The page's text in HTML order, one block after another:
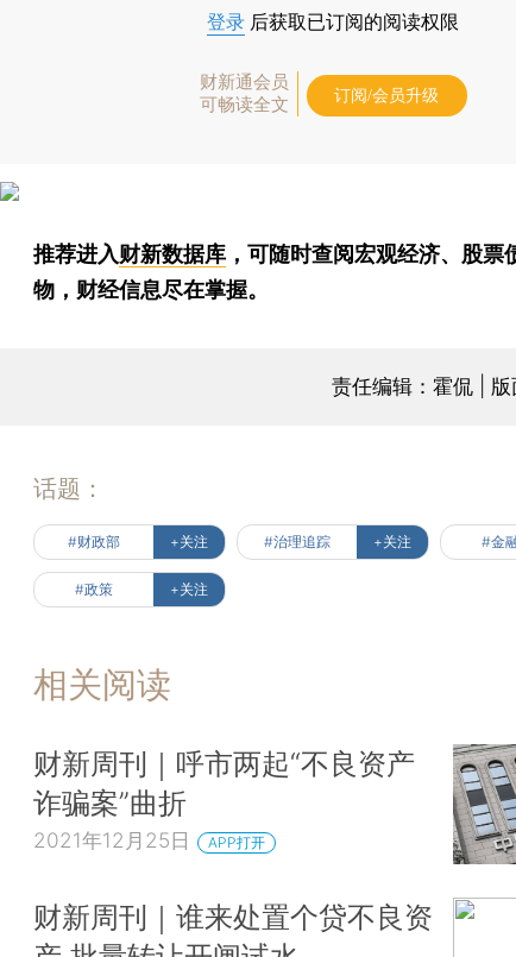
登录 后获取已订阅的阅读权限
财新通会员
可畅读全文
订阅/会员升级
推荐进入财新数据库 ，可随时查阅宏观经济、股票
物，财经信息尽在掌握。
责任编辑：霍侃 |
话题：
#财政部 +关注 #治理追踪 +关注 #金
#政策 +关注
相关阅读
财新周刊｜呼市两起“不良资产
诈骗案”曲折
2021年12月25日 APP打开
财新周刊｜谁来处置个贷不良资